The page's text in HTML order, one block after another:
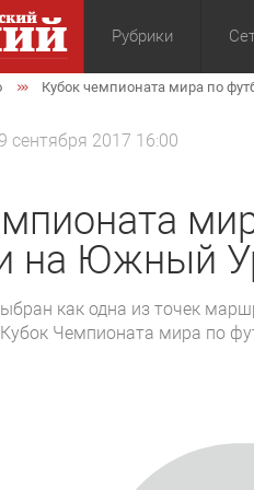
Рубрики
Общество
Кубок чемпионата мира по
сентября 2017 16:00
на Южный
как одна из точек
Чемпионата мира по